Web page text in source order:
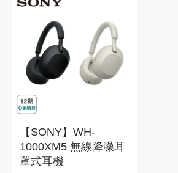
【SONY】WH-
1000XM5 無線降噪耳
罩式耳機